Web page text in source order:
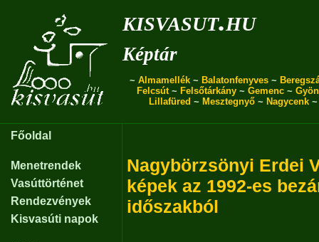
kisvasut.hu
Képtár
~ Almamellék ~ Balatonfenyves ~
Felcsút~ Felsőtárkány ~ Gemenc ~
Lillafüred ~ Mesztegnyő~ Nagycenk
Főoldal
Menetrendek
Vasúttörténet
Rendezvények
Kisvasúti napok
Nagybörzsönyi Erdei
képek az 1992-es
időszakból